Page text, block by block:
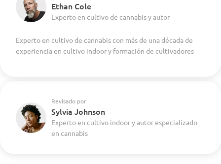
Ethan Cole
Experto en cultivo de cannabis y autor
Experto en cultivo de cannabis con más de una década de
experiencia en cultivo indoor y formación de cultivadores
Revisado por
Sylvia Johnson
Experto en cultivo indoor y autor especializado
en cannabis